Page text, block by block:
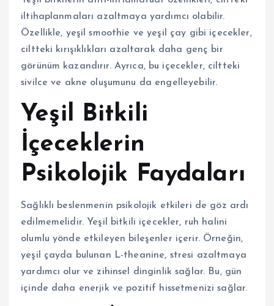
iltihaplanmaları azaltmaya yardımcı olabilir.
Özellikle, yeşil smoothie ve yeşil çay gibi içecekler,
ciltteki kırışıklıkları azaltarak daha genç bir
görünüm kazandırır. Ayrıca, bu içecekler, ciltteki
sivilce ve akne oluşumunu da engelleyebilir.
Yeşil Bitkili
İçeceklerin
Psikolojik Faydaları
Sağlıklı beslenmenin psikolojik etkileri de göz ardı
edilmemelidir. Yeşil bitkili içecekler, ruh halini
olumlu yönde etkileyen bileşenler içerir. Örneğin,
yeşil çayda bulunan L-theanine, stresi azaltmaya
yardımcı olur ve zihinsel dinginlik sağlar. Bu, gün
içinde daha enerjik ve pozitif hissetmenizi sağlar.